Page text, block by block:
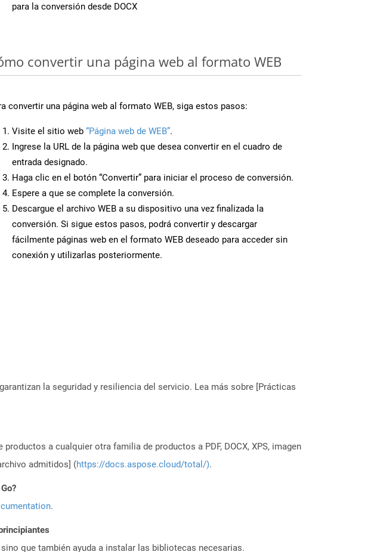
para la conversión desde DOCX
convertir una página web al formato WEB
convertir una página web al formato WEB, siga estos pasos:
Visite el sitio web “Página web de WEB”.
Ingrese la URL de la página web que desea convertir en el cuadro de
entrada designado.
Haga clic en el botón “Convertir” para iniciar el proceso de conversión.
Espere a que se complete la conversión.
Descargue el archivo WEB a su dispositivo una vez finalizada la
conversión. Si sigue estos pasos, podrá convertir y descargar
fácilmente páginas web en el formato WEB deseado para acceder sin
conexión y utilizarlas posteriormente.
la seguridad y resiliencia del servicio. Lea más sobre [Prácticas
a cualquier otra familia de productos a PDF, DOCX, XPS, imagen
admitidos] (https://docs.aspose.cloud/total/).
.
que también ayuda a instalar las bibliotecas necesarias.